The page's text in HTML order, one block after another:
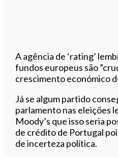
A agência de ‘rating’
fundos europeus são
crescimento económico
Já se algum partido
parlamento nas eleições
Moody’s que isso seria
de crédito de Portugal
de incerteza política.